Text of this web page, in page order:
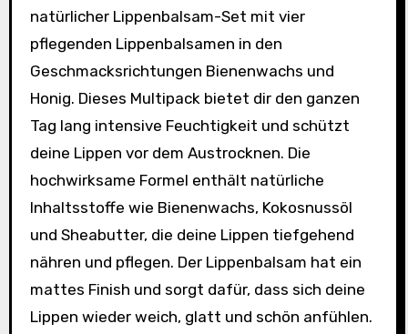
natürlicher Lippenbalsam-Set mit vier
pflegenden Lippenbalsamen in den
Geschmacksrichtungen Bienenwachs und
Honig. Dieses Multipack bietet dir den ganzen
Tag lang intensive Feuchtigkeit und schützt
deine Lippen vor dem Austrocknen. Die
hochwirksame Formel enthält natürliche
Inhaltsstoffe wie Bienenwachs, Kokosnussöl
und Sheabutter, die deine Lippen tiefgehend
nähren und pflegen. Der Lippenbalsam hat ein
mattes Finish und sorgt dafür, dass sich deine
Lippen wieder weich, glatt und schön anfühlen.